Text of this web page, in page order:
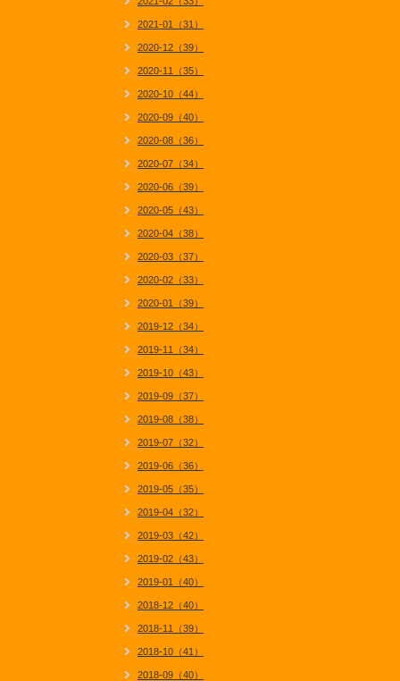
2021-01（31）
2020-12（39）
2020-11（35）
2020-10（44）
2020-09（40）
2020-08（36）
2020-07（34）
2020-06（39）
2020-05（43）
2020-04（38）
2020-03（37）
2020-02（33）
2020-01（39）
2019-12（34）
2019-11（34）
2019-10（43）
2019-09（37）
2019-08（38）
2019-07（32）
2019-06（36）
2019-05（35）
2019-04（32）
2019-03（42）
2019-02（43）
2019-01（40）
2018-12（40）
2018-11（39）
2018-10（41）
2018-09（40）